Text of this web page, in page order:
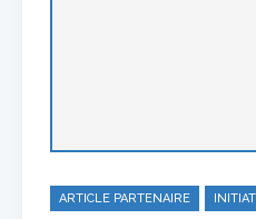
ARTICLE PARTENAIRE